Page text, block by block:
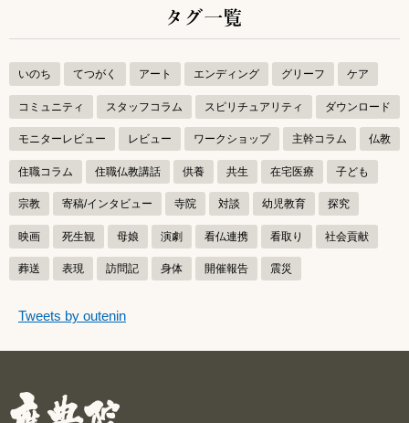
タグ一覧
いのち てつがく アート エンディング グリーフ ケア
コミュニティ スタッフコラム スピリチュアリティ ダウンロード
モニターレビュー レビュー ワークショップ 主幹コラム 仏教
住職コラム 住職仏教講話 供養 共生 在宅医療 子ども
宗教 寄稿/インタビュー 寺院 対談 幼児教育 探究
映画 死生観 母娘 演劇 看仏連携 看取り 社会貢献
葬送 表現 訪問記 身体 開催報告 震災
つぶやき
つぶやきをスキップする
Tweets by outenin